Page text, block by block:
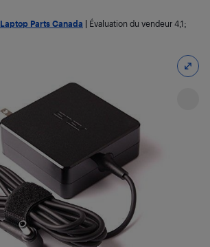
Laptop Parts Canada Évaluation du vendeur 4,1;